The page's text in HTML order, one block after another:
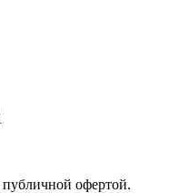
публичной офертой.